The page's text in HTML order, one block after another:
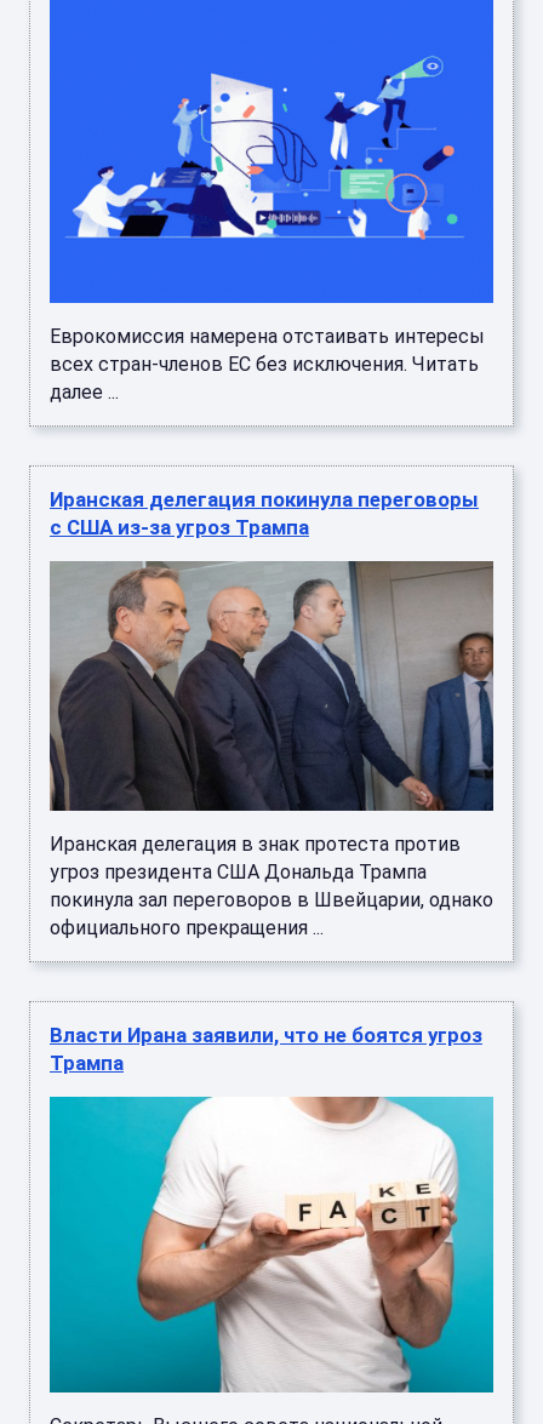
Еврокомиссия намерена отстаивать интересы
всех стран-членов ЕС без исключения. Читать
далее ...
Иранская делегация покинула переговоры
с США из-за угроз Трампа
Иранская делегация в знак протеста против
угроз президента США Дональда Трампа
покинула зал переговоров в Швейцарии, однако
официального прекращения ...
Власти Ирана заявили, что не боятся угроз
Трампа